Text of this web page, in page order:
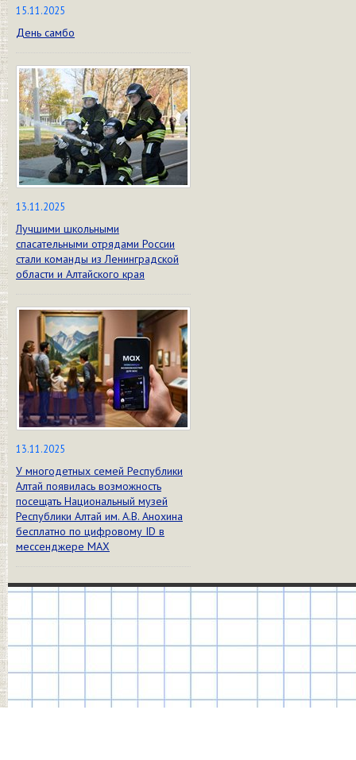
15.11.2025
День самбо
13.11.2025
Лучшими школьными
спасательными отрядами России
стали команды из Ленинградской
области и Алтайского края
13.11.2025
У многодетных семей Республики
Алтай появилась возможность
посещать Национальный музей
Республики Алтай им. А.В. Анохина
бесплатно по цифровому ID в
мессенджере МАХ